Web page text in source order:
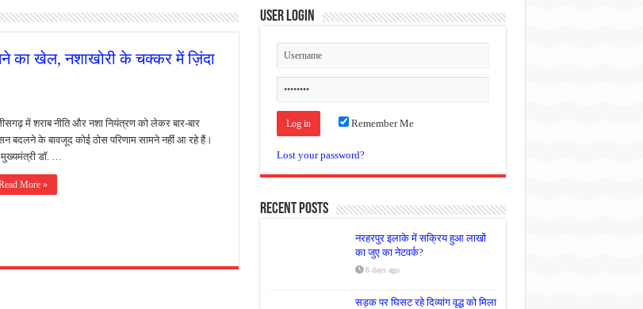
दी जन्मदिन की शुभकामनाएं
संघर्ष और राष्ट्रसेवा का लिया संकल्प
इंतजामों पर उठे सवाल
आवाज, निष्पक्ष जांच की मांग
में तोड़फोड़ और स्टेट हाईवे जाम
भारी मात्रा में कचरा हटाया
का संदेश, कांकेर में जागरूकता कार्यक्रम आयोजित
का खेल, नशाखोरी के चक्कर में ज़िंदा
में शराब नीति और नशा नियंत्रण को लेकर बार-बार
बदलने के बावजूद कोई ठोस परिणाम सामने नहीं आ रहे हैं।
मुख्यमंत्री डॉ. …
More »
User Login
Remember Me
Lost your password?
Recent Posts
नरहरपुर इलाके में सक्रिय हुआ लाखों
का जुए का नेटवर्क?
6 days ago
सड़क पर घिसट रहे दिव्यांग वृद्ध को मिला